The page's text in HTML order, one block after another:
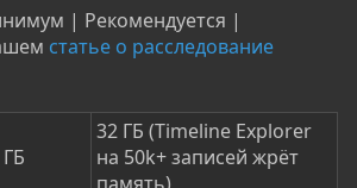
| Рекомендуется |
статье о расследование
32 ГБ (Timeline Explorer
на 50k+ записей жрёт